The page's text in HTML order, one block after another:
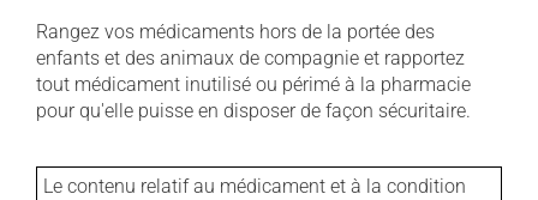
Rangez vos médicaments hors de la portée des
enfants et des animaux de compagnie et rapportez
tout médicament inutilisé ou périmé à la pharmacie
pour qu'elle puisse en disposer de façon sécuritaire.
Le contenu relatif au médicament et à la condition